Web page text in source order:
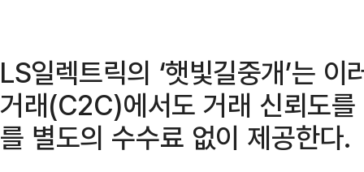
LS일렉트릭의 ‘햇빛길중개’는
거래(C2C)에서도 거래 신뢰도
를 별도의 수수료 없이 제공한다.